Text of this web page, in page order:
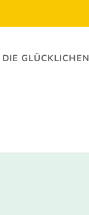
DIE GLÜCKLICHEN